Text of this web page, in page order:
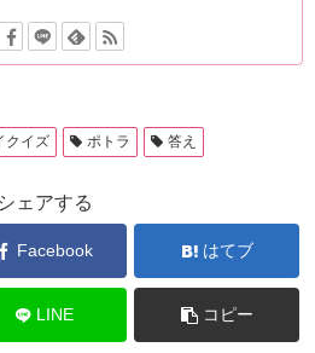
クイズ ポトラ 答え
シェアする
Facebook はてブ
LINE コピー